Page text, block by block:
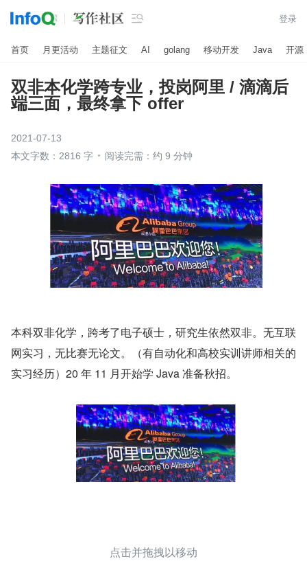
 登录
首页 月更活动 主题征文 AI golang 移动开发 Java 开源
双非本化学跨专业，投岗阿里 / 滴滴后
端三面，最终拿下 offer
2021-07-13
本文字数：2816 字
阅读完需：约 9 分钟
本科双非化学，跨考了电子硕士，研究生依然双非。无互联
网实习，无比赛无论文。（有自动化和高校实训讲师相关的
实习经历）20 年 11 月开始学 Java 准备秋招。
点击并拖拽以移动